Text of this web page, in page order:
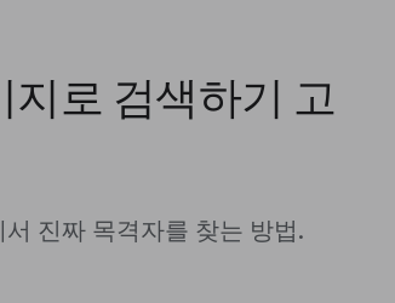
로 검색하기 고
진짜 목격자를 찾는 방법.